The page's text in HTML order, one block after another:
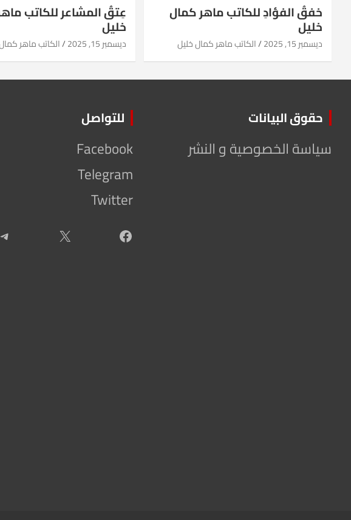
خفقُ الفؤادِ للكاتب ماهر كمال
خليل
ديسمبر 15, 2025 الكاتب ماهر كمال خليل
عِتقُ المشاعر للكاتب
خليل
ديسمبر 15, 2025 الكاتب ماهر
حقوق البيانات
سياسة الخصوصية و النشر
للتواصل
Facebook
Telegram
Twitter
Facebook
X
Telegram